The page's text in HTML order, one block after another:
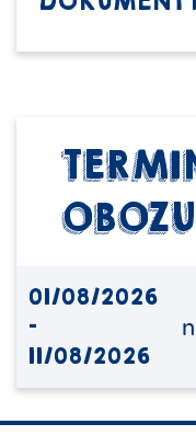
OBOZU
01/08/2026
-
11/08/2026